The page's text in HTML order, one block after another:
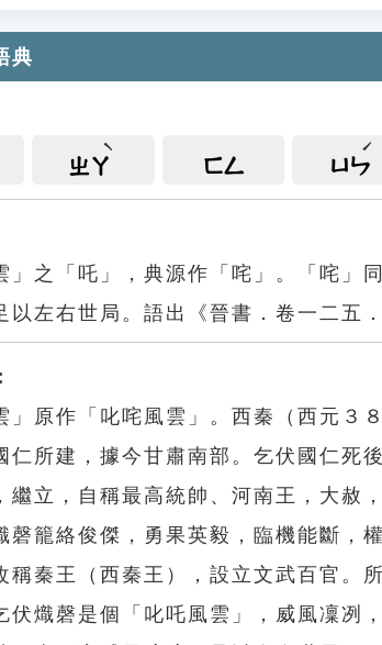
典
ㄓㄚ ㄈㄥ ㄩㄣ
」之「吒」，典源作「咤」。「咤
以左右世局。語出《晉書．卷一二五
」原作「叱咤風雲」。西秦（西元
仁所建，據今甘肅南部。乞伏國仁死
繼立，自稱最高統帥、河南王，大赦
磬籠絡俊傑，勇果英毅，臨機能斷，
稱秦王（西秦王），設立文武百官。
伏熾磬是個「叱吒風雲」，威風凜冽